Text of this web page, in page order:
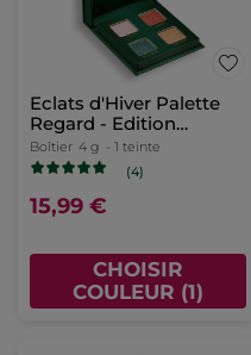
Eclats d'Hiver Palette
Regard - Edition
Limitée
Boîtier 4 g - 1 teinte
(4)
15,99 €
CHOISIR
COULEUR (1)